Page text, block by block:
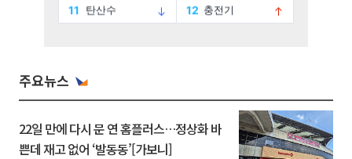
주요뉴스
22일 만에 다시 문 연 홈플러스…정상화 바
쁜데 재고 없어 ‘발동동’[가보니]